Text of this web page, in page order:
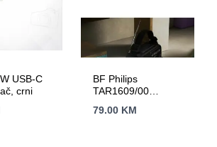
USB-C
crni
BF Philips
TAR1609/00
svjetiljkom;
79.00 KM